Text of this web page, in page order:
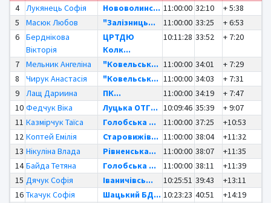
4
Лукянець Софія Нововолинс... 11:00:00 32:10
+ 5:38
5
Масюк Любов "Залізниць... 11:00:00 33:25
+ 6:53
6
Берднікова
Вікторія
ЦРТДЮ
Колк...
10:11:28 33:52 + 7:20
7 Мельник Ангеліна "Ковельськ... 11:00:00 34:01
+ 7:29
8
Чирук Анастасія "Ковельськ... 11:00:00 34:03
+ 7:31
9
Лащ Дариина ПК... 11:00:00 34:19
+ 7:47
10 Федчук Віка Луцька ОТГ... 10:09:46 35:39
+ 9:07
11 Казмірчук Таїса Голобська ... 11:00:00 37:25
+10:53
12 Коптей Емілія Старовижів... 11:00:00 38:04
+11:32
13 Нікуліна Влада Рівненська... 11:00:00 38:07
+11:35
14 Байда Тетяна Голобська ... 11:00:00 38:11
+11:39
15 Дячук Софія Іваничівсь... 10:25:51 39:43
+13:11
16 Ткачук Софія Шацький БД... 10:23:23 40:51
+14:19